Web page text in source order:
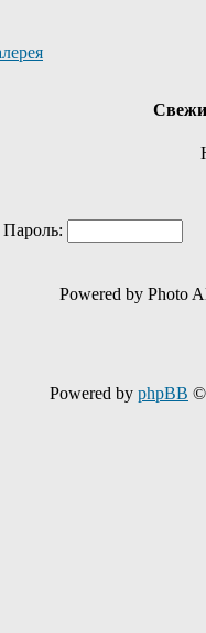
Powered by Photo
Powered by phpBB ©